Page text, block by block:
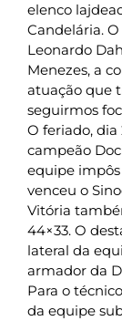
elenco
Candelária.
Leonardo
Menezes, a
atuação que
seguirmos
O feriado, dia
campeão
equipe impôs
venceu o
Vitória
44×33. O
lateral da
armador da
Para o técnico
da equipe